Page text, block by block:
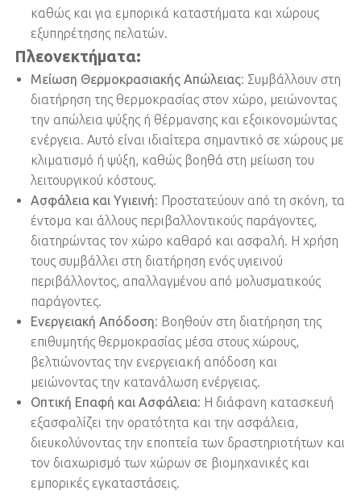
καθώς και για εμπορικά καταστήματα και χώρους
εξυπηρέτησης πελατών.
Πλεονεκτήματα:
Μείωση Θερμοκρασιακής Απώλειας: Συμβάλλουν στη
διατήρηση της θερμοκρασίας στον χώρο, μειώνοντας
την απώλεια ψύξης ή θέρμανσης και εξοικονομώντας
ενέργεια. Αυτό είναι ιδιαίτερα σημαντικό σε χώρους με
κλιματισμό ή ψύξη, καθώς βοηθά στη μείωση του
λειτουργικού κόστους.
Ασφάλεια και Υγιεινή: Προστατεύουν από τη σκόνη, τα
έντομα και άλλους περιβαλλοντικούς παράγοντες,
διατηρώντας τον χώρο καθαρό και ασφαλή. Η χρήση
τους συμβάλλει στη διατήρηση ενός υγιεινού
περιβάλλοντος, απαλλαγμένου από μολυσματικούς
παράγοντες.
Ενεργειακή Απόδοση: Βοηθούν στη διατήρηση της
επιθυμητής θερμοκρασίας μέσα στους χώρους,
βελτιώνοντας την ενεργειακή απόδοση και
μειώνοντας την κατανάλωση ενέργειας.
Οπτική Επαφή και Ασφάλεια: Η διάφανη κατασκευή
εξασφαλίζει την ορατότητα και την ασφάλεια,
διευκολύνοντας την εποπτεία των δραστηριοτήτων και
τον διαχωρισμό των χώρων σε βιομηχανικές και
εμπορικές εγκαταστάσεις.